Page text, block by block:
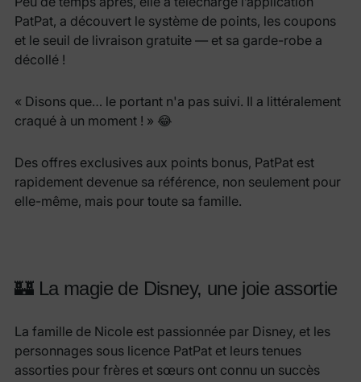
PatPat, a découvert le système de points, les coupons
et le seuil de livraison gratuite — et sa garde-robe a
décollé !
« Disons que… le portant n'a pas suivi. Il a littéralement
craqué à un moment ! » 😂
Des offres exclusives aux points bonus, PatPat est
rapidement devenue sa référence, non seulement pour
elle-même, mais pour toute sa famille.
🏰 La magie de Disney, une joie assortie
La famille de Nicole est passionnée par Disney, et les
personnages sous licence PatPat et leurs tenues
assorties pour frères et sœurs ont connu un succès